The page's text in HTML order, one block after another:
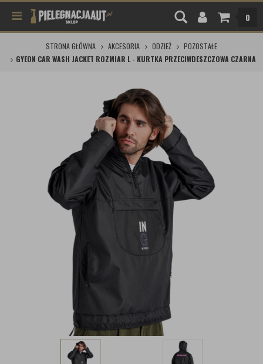
0
STRONA GŁÓWNA AKCESORIA ODZIEŻ
POZOSTAŁE
GYEON CAR WASH JACKET ROZMIAR L - KURTKA PRZECIWDESZCZOWA CZARNA